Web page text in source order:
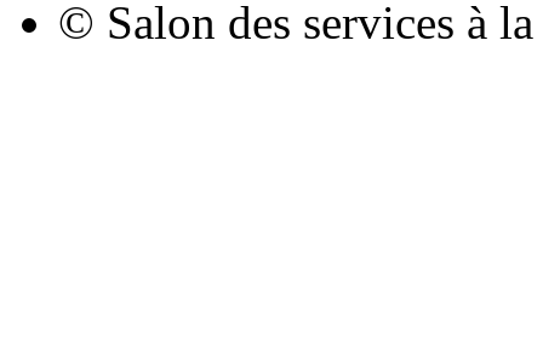
© Salon des services à